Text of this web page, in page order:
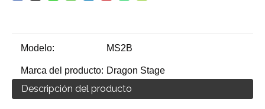
Modelo: MS2B
Marca del producto: Dragon Stage
Descripción del producto